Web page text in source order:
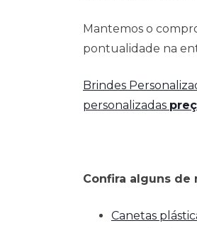
Mantemos o
pontualidade na
Brindes
personalizadas
Confira alguns de
Canetas